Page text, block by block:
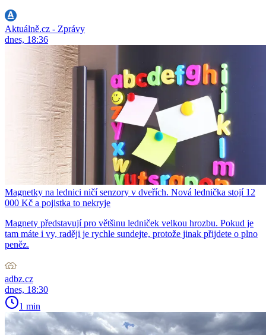
Aktuálně.cz - Zprávy
dnes, 18:36
Magnetky na lednici ničí senzory v dveřích. Nová lednička stojí 12
000 Kč a pojistka to nekryje
Magnety představují pro většinu ledniček velkou hrozbu. Pokud je
tam máte i vy, raději je rychle sundejte, protože jinak přijdete o plno
peněz.
adbz.cz
dnes, 18:30
1 min